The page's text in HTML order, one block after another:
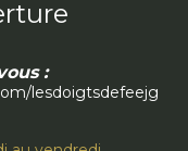
:
lesdoigtsdefeejg